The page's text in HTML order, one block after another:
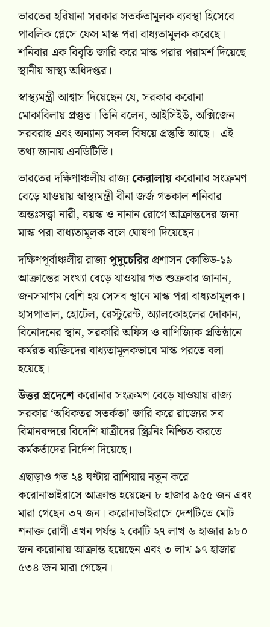
ভারতের হরিয়ানা সরকার সতর্কতামূলক ব্যবস্থা হিসেবে
পাবলিক প্লেসে ফেস মাস্ক পরা বাধ্যতামূলক করেছে।
শনিবার এক বিবৃতি জারি করে মাস্ক পরার পরামর্শ দিয়েছে
স্থানীয় স্বাস্থ্য অধিদপ্তর।
স্বাস্থ্যমন্ত্রী আশ্বাস দিয়েছেন যে, সরকার করোনা
মোকাবিলায় প্রস্তুত। তিনি বলেন, আইসিইউ, অক্সিজেন
সরবরাহ এবং অন্যান্য সকল বিষয়ে প্রস্তুতি আছে। এই
তথ্য জানায় এনডিটিভি।
ভারতের দক্ষিণাঞ্চলীয় রাজ্যকেরালায়করোনার সংক্রমণ
বেড়ে যাওয়ায় স্বাস্থ্যমন্ত্রী বীনা জর্জ গতকাল শনিবার
অন্তঃসত্ত্বা নারী, বয়স্ক ও নানান রোগে আক্রান্তদের জন্য
মাস্ক পরা বাধ্যতামূলক বলে ঘোষণা দিয়েছেন।
দক্ষিণপূর্বাঞ্চলীয় রাজ্যপুদুচেরিরপ্রশাসন কোভিড-১৯
আক্রান্তের সংখ্যা বেড়ে যাওয়ায় গত শুক্রবার জানান,
জনসমাগম বেশি হয় সেসব স্থানে মাস্ক পরা বাধ্যতামূলক।
হাসপাতাল, হোটেল, রেস্টুরেন্ট, অ্যালকোহলের দোকান,
বিনোদনের স্থান, সরকারি অফিস ও বাণিজ্যিক প্রতিষ্ঠানে
কর্মরত ব্যক্তিদের বাধ্যতামূলকভাবে মাস্ক পরতে বলা
হয়েছে।
উত্তর প্রদেশেকরোনার সংক্রমণ বেড়ে যাওয়ায় রাজ্য
সরকার ‘অধিকতর সতর্কতা’ জারি করে রাজ্যের সব
বিমানবন্দরে বিদেশি যাত্রীদের স্ক্রিনিং নিশ্চিত করতে
কর্মকর্তাদের নির্দেশ দিয়েছে।
এছাড়াও গত ২৪ ঘণ্টায় রাশিয়ায় নতুন করে
করোনাভাইরাসে আক্রান্ত হয়েছেন ৮ হাজার ৯৫৫ জন এবং
মারা গেছেন ৩৭ জন। করোনাভাইরাসে দেশটিতে মোট
শনাক্ত রোগী এখন পর্যন্ত ২ কোটি ২৭ লাখ ৬ হাজার ৯৮০
জন করোনায় আক্রান্ত হয়েছেন এবং ৩ লাখ ৯৭ হাজার
৫৩৪ জন মারা গেছেন।